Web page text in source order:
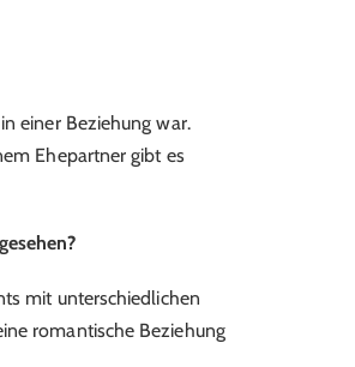
einer Beziehung war.
Ehepartner gibt es
mit unterschiedlichen
romantische Beziehung